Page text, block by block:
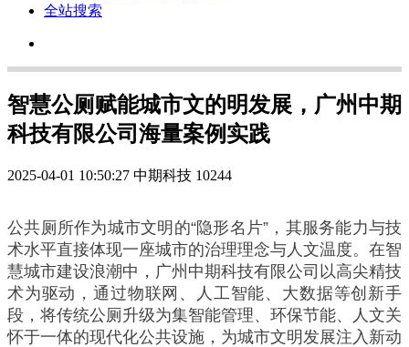
全站搜索
智慧公厕赋能城市文的明发展，广州中期
科技有限公司海量案例实践
2025-04-01 10:50:27 中期科技 10244
公共厕所作为城市文明的“隐形名片”，其服务能力与技
术水平直接体现一座城市的治理理念与人文温度。在智
慧城市建设浪潮中，广州中期科技有限公司以高尖精技
术为驱动，通过物联网、人工智能、大数据等创新手
段，将传统公厕升级为集智能管理、环保节能、人文关
怀于一体的现代化公共设施，为城市文明发展注入新动